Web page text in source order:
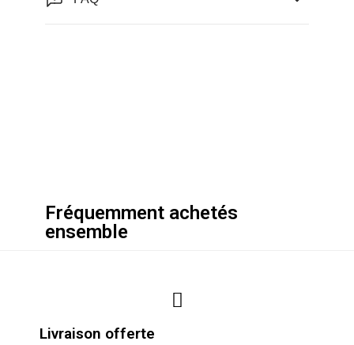
Fréquemment achetés
ensemble
Livraison offerte